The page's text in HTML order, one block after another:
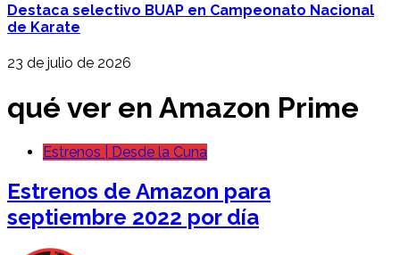
Destaca selectivo BUAP en Campeonato Nacional
de Karate
23 de julio de 2026
qué ver en Amazon Prime
Estrenos | Desde la Cuna
Estrenos de Amazon para
septiembre 2022 por día